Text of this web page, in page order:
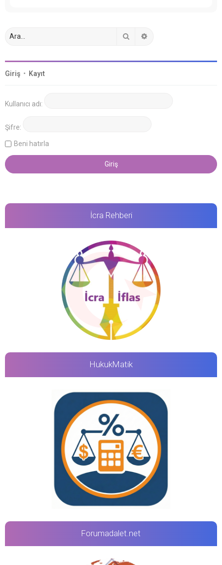
Giriş • Kayıt
Kullanıcı adı:
Şifre:
Beni hatırla
İcra Rehberi
HukukMatik
Forumadalet.net